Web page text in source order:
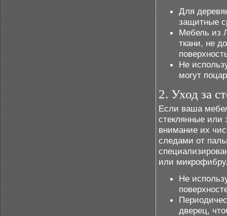
Для
защитные
Мебель из
ткани, не
Не
могут
2. Уход за
Если ваша
стеклянные или
внимание их
следами от
или
Не
дверец,